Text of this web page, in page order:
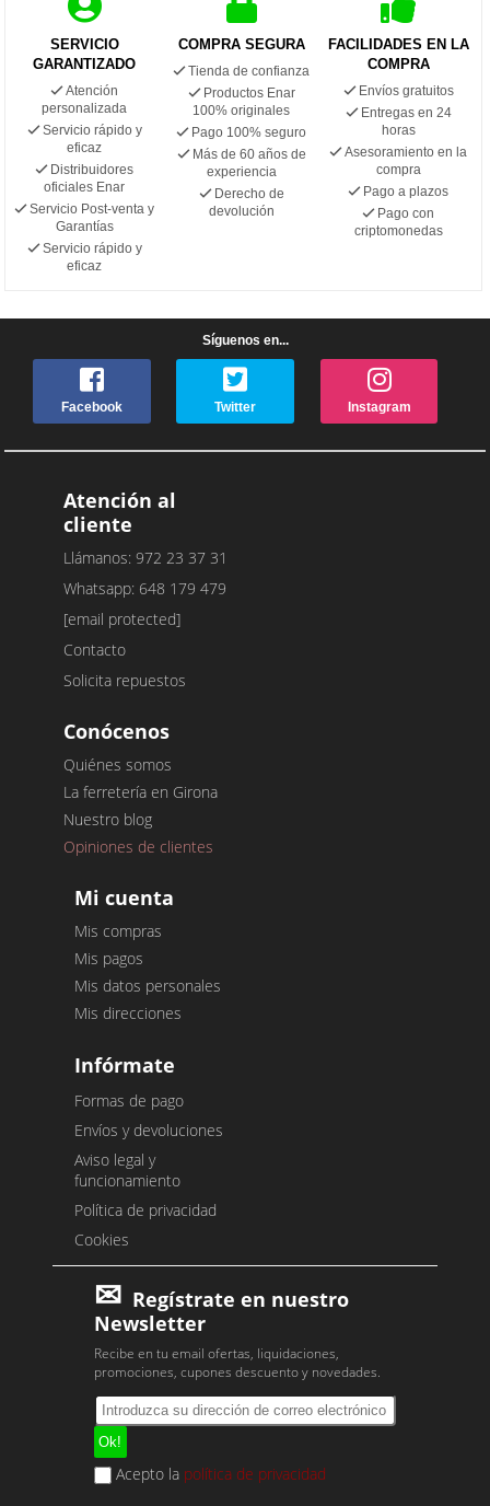
SERVICIO
GARANTIZADO
Atención
personalizada
Servicio rápido y
eficaz
Distribuidores
oficiales Enar
Servicio Post-venta y
Garantías
Servicio rápido y
eficaz
COMPRA SEGURA
Tienda de confianza
Productos Enar
100% originales
Pago 100% seguro
Más de 60 años de
experiencia
Derecho de
devolución
FACILIDADES EN LA
COMPRA
Envíos gratuitos
Entregas en 24
horas
Asesoramiento en la
compra
Pago a plazos
Pago con
criptomonedas
Síguenos en...
Facebook Twitter Instagram
Atención al
cliente
Llámanos: 972 23 37 31
Whatsapp: 648 179 479
[email protected]
Contacto
Solicita repuestos
Conócenos
Quiénes somos
La ferretería en Girona
Nuestro blog
Opiniones de clientes
Mi cuenta
Mis compras
Mis pagos
Mis datos personales
Mis direcciones
Infórmate
Formas de pago
Envíos y devoluciones
Aviso legal y
funcionamiento
Política de privacidad
Cookies
Regístrate en nuestro
Newsletter
Recibe en tu email ofertas, liquidaciones,
promociones, cupones descuento y novedades.
Acepto la política de privacidad